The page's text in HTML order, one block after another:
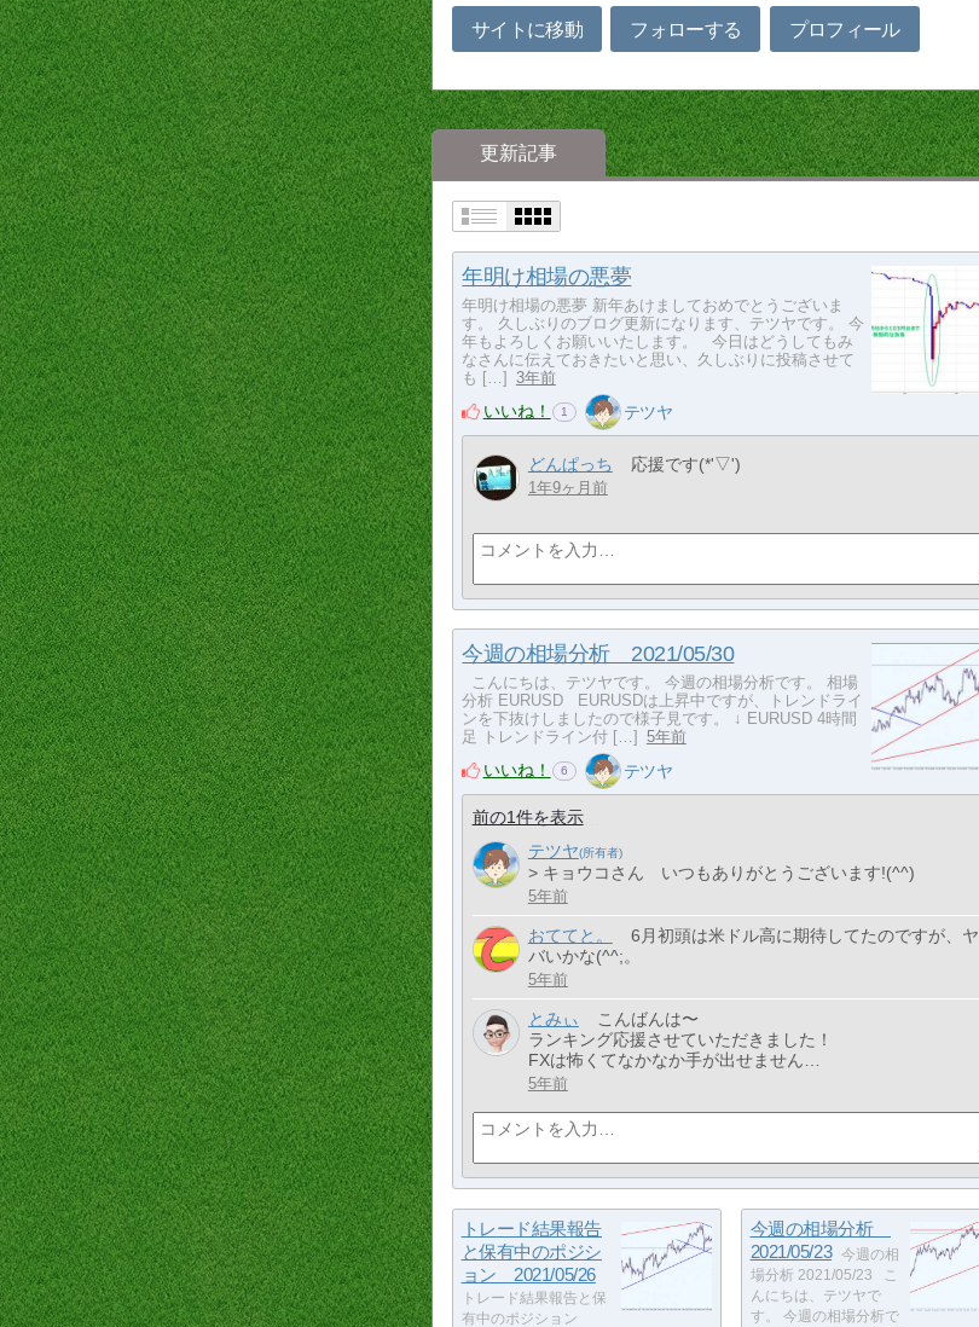
サイトに移動 フォローする プロフィール
更新記事
年明け相場の悪夢
年明け相場の悪夢 新年あけましておめでとうございま
す。 久しぶりのブログ更新になります、テツヤです。 今
年もよろしくお願いいたします。 今日はどうしてもみ
なさんに伝えておきたいと思い、久しぶりに投稿させて
も […] 3年前
いいね！ 1 テツヤ
どんぱっち 応援です(*'▽')
1年9ヶ月前
今週の相場分析 2021/05/30
こんにちは、テツヤです。 今週の相場分析です。 相場
分析 EURUSD EURUSDは上昇中ですが、トレンドライ
ンを下抜けしましたので様子見です。 ↓ EURUSD 4時間
足 トレンドライン付 […] 5年前
いいね！ 6 テツヤ
前の1件を表示
テツヤ
> キョウコさん いつもありがとうございます!(^^)
5年前
おててと。
6月初頭は米ドル高に期待してたのですが、ヤ
バいかな(^^;。
5年前
とみぃ
こんばんは〜
ランキング応援させていただきました！
FXは怖くてなかなか手が出せません…
5年前
トレード結果報告
と保有中のポジシ
ョン 2021/05/26
トレード結果報告と保
有中のポジション
今週の相場分析
2021/05/23
今週の相
場分析 2021/05/23 こ
んにちは、テツヤで
す。 今週の相場分析で